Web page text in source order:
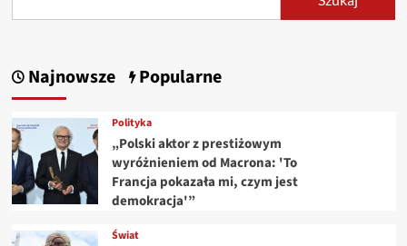
Najnowsze Popularne
Polityka
„Polski aktor z prestiżowym
wyróżnieniem od Macrona: 'To
Francja pokazała mi, czym jest
demokracja'”
Świat